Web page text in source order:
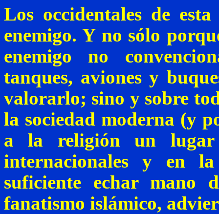
Los occidentales de
enemigo. Y no sólo
enemigo no
tanques, aviones y
valorarlo; sino y sobre
la sociedad moderna (y
a la religión un lugar
internacionales y en
suficiente echar mano
fanatismo islámico,